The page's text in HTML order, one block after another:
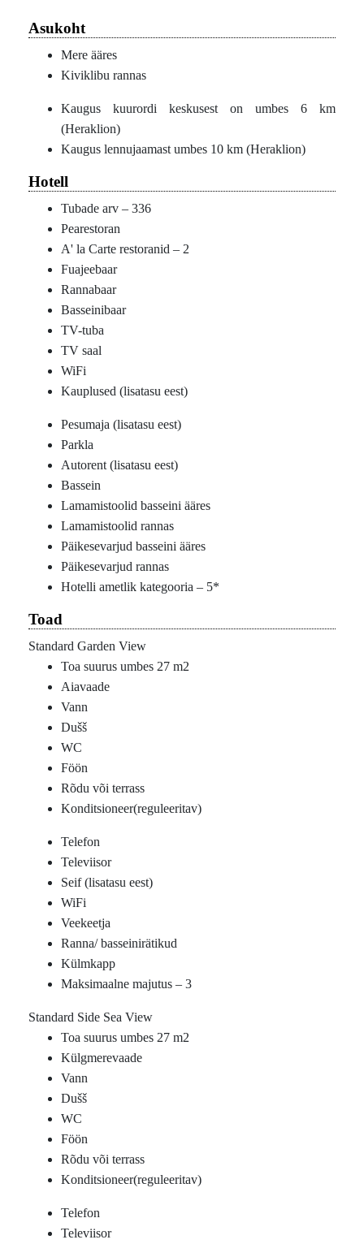
Asukoht
Mere ääres
Kiviklibu rannas
Kaugus kuurordi keskusest on umbes 6 km
(Heraklion)
Kaugus lennujaamast umbes 10 km (Heraklion)
Hotell
Tubade arv – 336
Pearestoran
A' la Carte restoranid – 2
Fuajeebaar
Rannabaar
Basseinibaar
TV-tuba
TV saal
WiFi
Kauplused (lisatasu eest)
Pesumaja (lisatasu eest)
Parkla
Autorent (lisatasu eest)
Bassein
Lamamistoolid basseini ääres
Lamamistoolid rannas
Päikesevarjud basseini ääres
Päikesevarjud rannas
Hotelli ametlik kategooria – 5*
Toad
Standard Garden View
Toa suurus umbes 27 m2
Aiavaade
Vann
Dušš
WC
Föön
Rõdu või terrass
Konditsioneer(reguleeritav)
Telefon
Televiisor
Seif (lisatasu eest)
WiFi
Veekeetja
Ranna/ basseinirätikud
Külmkapp
Maksimaalne majutus – 3
Standard Side Sea View
Toa suurus umbes 27 m2
Külgmerevaade
Vann
Dušš
WC
Föön
Rõdu või terrass
Konditsioneer(reguleeritav)
Telefon
Televiisor